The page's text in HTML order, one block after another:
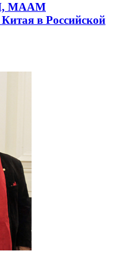
МААМ
Китая в Российской